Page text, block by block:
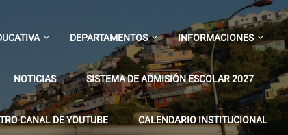
DEPARTAMENTOS INFORMACIONES
NOTICIAS SISTEMA DE ADMISIÓN ESCOLAR 2027
CANAL DE YOUTUBE CALENDARIO INSTITUCIONAL